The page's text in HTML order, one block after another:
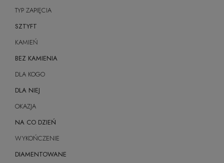
TYP ZAPIĘCIA
SZTYFT
KAMIEŃ
BEZ KAMIENIA
DLA KOGO
DLA NIEJ
OKAZJA
NA CO DZIEŃ
WYKOŃCZENIE
DIAMENTOWANE